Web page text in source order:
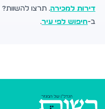
דירות למכירה. תרצו
ב-חיפוש לפי עיר.